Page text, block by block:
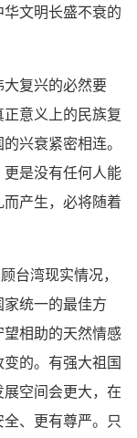
文明长盛不衰的
复兴的必然要
意义上的民族复
兴衰紧密相连。
是没有任何人能
产生，必将随着
台湾现实情况，
统一的最佳方
相助的天然情感
的。有强大祖国
空间会更大，在
、更有尊严。只